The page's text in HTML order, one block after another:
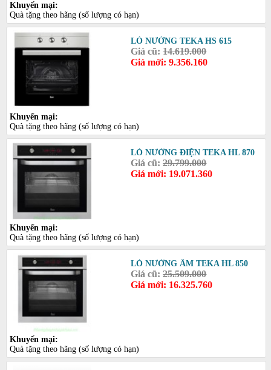
Khuyến mại:
Quà tặng theo hãng (số lượng có hạn)
LÒ NƯỚNG TEKA HS 615
Giá cũ:14.619.000
Giá mới: 9.356.160
Khuyến mại:
Quà tặng theo hãng (số lượng có hạn)
LÒ NƯỚNG ĐIỆN TEKA HL 870
Giá cũ:29.799.000
Giá mới: 19.071.360
Khuyến mại:
Quà tặng theo hãng (số lượng có hạn)
LÒ NƯỚNG ÂM TEKA HL 850
Giá cũ:25.509.000
Giá mới: 16.325.760
Khuyến mại:
Quà tặng theo hãng (số lượng có hạn)